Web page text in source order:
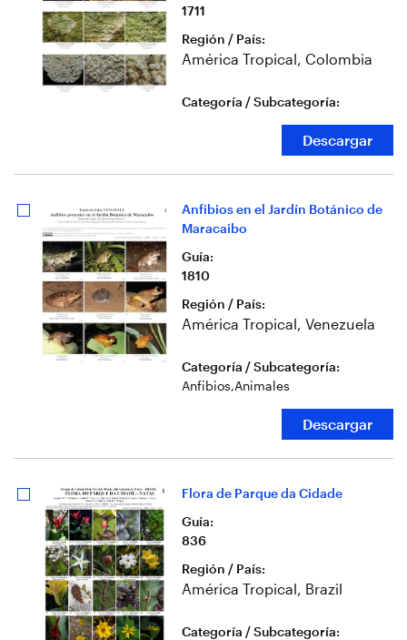
1711
Región / País:
América Tropical, Colombia
Categoría / Subcategoría:
Descargar
Anfibios en el Jardín Botánico de
Maracaibo
Guía:
1810
Región / País:
América Tropical, Venezuela
Categoría / Subcategoría:
Anfibios,Animales
Descargar
Flora de Parque da Cidade
Guía:
836
Región / País:
América Tropical, Brazil
Categoría / Subcategoría: